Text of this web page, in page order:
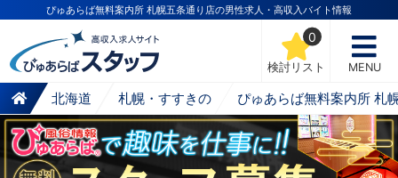
ぴゅあらば無料案内所 札幌五条通り店の男性求人・高収入バイト情報
検討リスト
0
MENU
北海道 札幌・すすきの ぴゅあらば無料案内所 札